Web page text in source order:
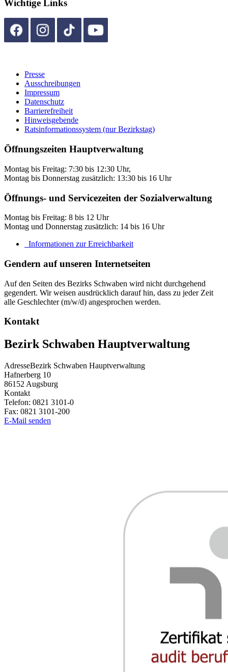
Wichtige Links
Presse
Ausschreibungen
Impressum
Datenschutz
Barrierefreiheit
Hinweisgebende
Ratsinformationssystem (nur Bezirkstag)
Öffnungszeiten Hauptverwaltung
Montag bis Freitag: 7:30 bis 12:30 Uhr,
Montag bis Donnerstag zusätzlich: 13:30 bis 16 Uhr
Öffnungs- und Servicezeiten der Sozialverwaltung
Montag bis Freitag: 8 bis 12 Uhr
Montag und Donnerstag zusätzlich: 14 bis 16 Uhr
Informationen zur Erreichbarkeit
Gendern auf unseren Internetseiten
Auf den Seiten des Bezirks Schwaben wird nicht durchgehend
gegendert. Wir weisen ausdrücklich darauf hin, dass zu jeder Zeit
alle Geschlechter (m/w/d) angesprochen werden.
Kontakt
Bezirk Schwaben Hauptverwaltung
AdresseBezirk Schwaben Hauptverwaltung
Hafnerberg 10
86152 Augsburg
Kontakt
Telefon: 0821 3101-0
Fax: 0821 3101-200
E-Mail senden